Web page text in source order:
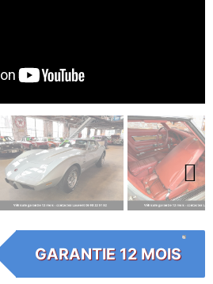
Next
GARANTIE 12 MOIS